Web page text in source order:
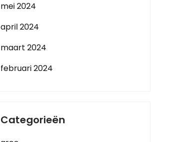
mei 2024
april 2024
maart 2024
februari 2024
Categorieën